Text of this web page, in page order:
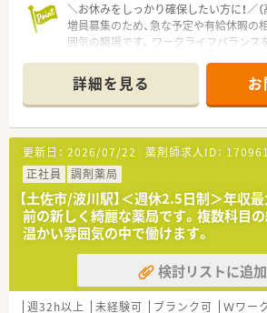
■1年に1回以上学会に参加されており、
上げ、日々の業務で感じたことや、患者
論して発表の題目を検討されています。
■調剤業務だけでなく、災害対策や野菜
献を行われています。
■業務短縮の為、全店舗にて最新機器（電子
一部店舗に二次元バーコードやクリーン
機 等）を導入されています。
＜こんな方にもオススメ＞
■複数店舗展開されているチェーン薬局
■研修制度が充実している企業をご希望
■外来対応だけでなく、在宅業務など幅
等 少しでも気になる方はお気軽にお問
＼お休みをしっかり確保したい方に！／
増員募集のため、急な予定や有給休暇の
囲気の職場です。ワークライフバランス
【店舗情報と応需状況について】
■円行寺口駅から車で5分の立地で、小
科など複数の医療機関から処方箋を応需
■1日あたりの処方箋枚数は60枚から70
た薬局として多くの患者様に親しまれて
■小児科特有の複雑な体重計算などは最
行うため、計数調剤の負担が少なく集中
【募集背景と求める人物像について】
■スタッフの皆様がより柔軟にお休みを
るため、今回は将来を見据えた増員募集
■年齢や性別だけでなく経験の有無も一
と協力しながら明るく勤務できる方を募
■患者様一人ひとりに寄り添った丁寧な
詳細を見る
更新日： 2026/07/22 薬剤師求人ID： 170961
正社員
調剤薬局
【土佐市/波川駅】＜週休2.5日制＞年収
前の新しく綺麗な薬局です。複数科目の
温かい雰囲気の中で働けます。
検討リストに追加
週32h以上 未経験可 ブランク可 Ｗワー